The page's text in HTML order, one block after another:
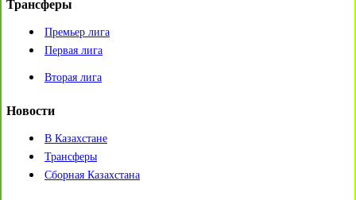
Трансферы
Премьер лига
Первая лига
Вторая лига
Новости
В Казахстане
Трансферы
Сборная Казахстана